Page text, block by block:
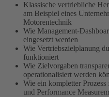
Klassische vertriebliche
am Beispiel eines
Motorentechnik
Wie Management-
eingesetzt werden
Wie Vertriebszielplanung
funktioniert
Wie Zielvorgaben
operationalisiert werden
Wie ein kompletter
und Performance